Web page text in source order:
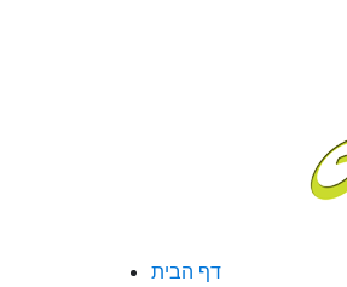
דף הבית